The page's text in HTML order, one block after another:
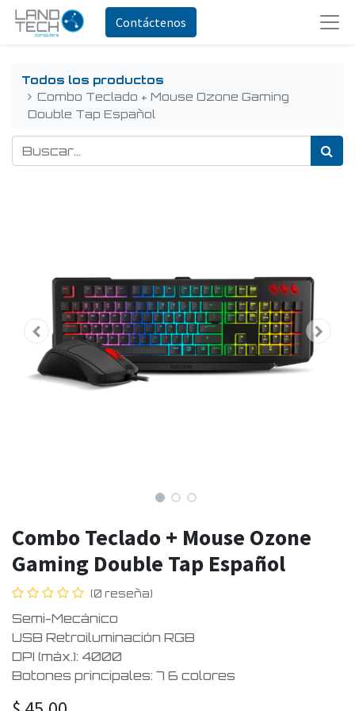
Contáctenos
Todos los productos
Combo Teclado + Mouse Ozone Gaming
Double Tap Español
Combo Teclado + Mouse Ozone
Gaming Double Tap Español
(0 reseña)
Semi-Mecánico
USB Retroiluminación RGB
DPI (máx.): 4000
Botones principales: 7 6 colores